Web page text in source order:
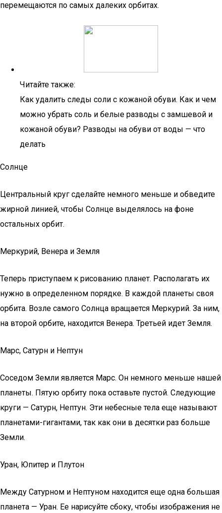
перемещаются по самых далеких орбитах.
Читайте также:
Как удалить следы соли с кожаной обуви. Как и чем
можно убрать соль и белые разводы с замшевой и
кожаной обуви? Разводы на обуви от воды — что
делать
Солнце
Центральный круг сделайте немного меньше и обведите
жирной линией, чтобы Солнце выделялось на фоне
остальных орбит.
Меркурий, Венера и Земля
Теперь приступаем к рисованию планет. Располагать их
нужно в определенном порядке. В каждой планеты своя
орбита. Возле самого Солнца вращается Меркурий. За ним,
на второй орбите, находится Венера. Третьей идет Земля.
Марс, Сатурн и Нептун
Соседом Земли является Марс. Он немного меньше нашей
планеты. Пятую орбиту пока оставьте пустой. Следующие
круги — Сатурн, Нептун. Эти небесные тела еще называют
планетами-гигантами, так как они в десятки раз больше
Земли.
Уран, Юпитер и Плутон
Между Сатурном и Нептуном находится еще одна большая
планета — Уран. Ее нарисуйте сбоку, чтобы изображения не